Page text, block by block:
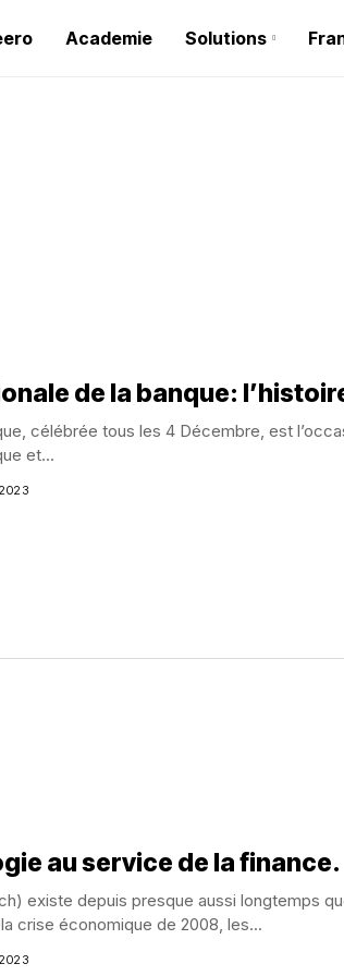
Academie Solutions
de la banque:
célébrée tous les 4 Décembre, est
et...
au service de la finance.
existe depuis presque aussi longtemps
crise économique de 2008, les...